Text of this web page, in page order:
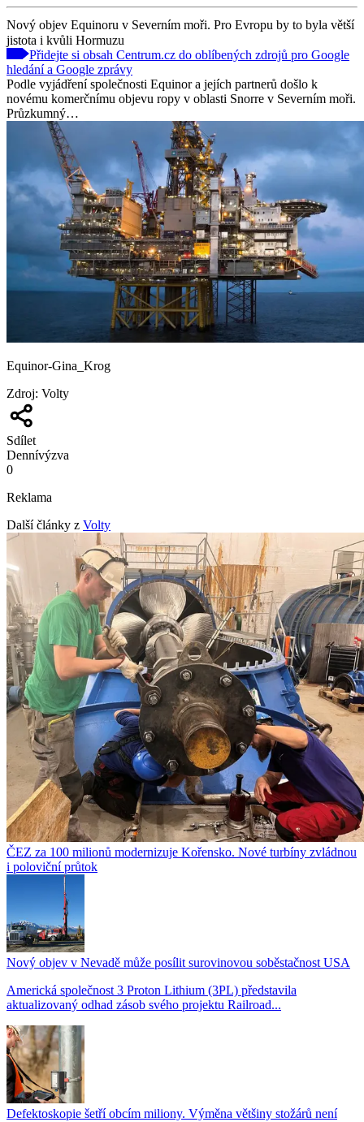
Nový objev Equinoru v Severním moři. Pro Evropu by to byla větší
jistota i kvůli Hormuzu
Přidejte si obsah Centrum.cz do oblíbených zdrojů pro Google
hledání a Google zprávy
Podle vyjádření společnosti Equinor a jejích partnerů došlo k
novému komerčnímu objevu ropy v oblasti Snorre v Severním moři.
Průzkumný…
Equinor-Gina_Krog
Zdroj: Volty
Sdílet
Dennívýzva
0
Reklama
Další články z Volty
ČEZ za 100 milionů modernizuje Kořensko. Nové turbíny zvládnou
i poloviční průtok
Nový objev v Nevadě může posílit surovinovou soběstačnost USA
Americká společnost 3 Proton Lithium (3PL) představila
aktualizovaný odhad zásob svého projektu Railroad...
Defektoskopie šetří obcím miliony. Výměna většiny stožárů není